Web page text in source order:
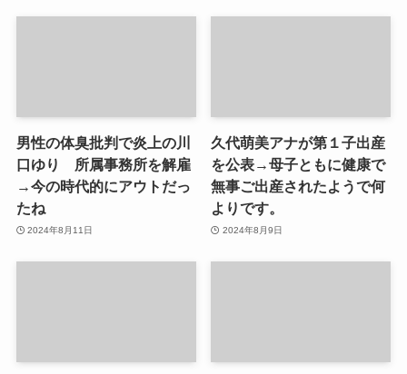
男性の体臭批判で炎上の川
口ゆり 所属事務所を解雇
→今の時代的にアウトだっ
たね
2024年8月11日
久代萌美アナが第１子出産
を公表→母子ともに健康で
無事ご出産されたようで何
よりです。
2024年8月9日